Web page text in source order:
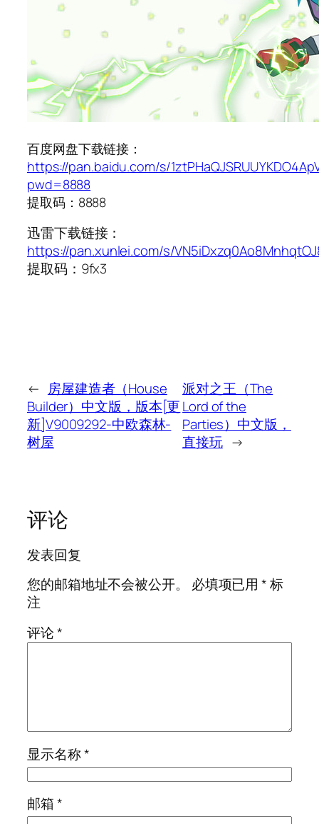
百度网盘下载链接：
https://pan.baidu.com/s/
pwd=8888
提取码：8888
迅雷下载链接：
https://pan.xunlei.com/s/
提取码：9fx3
← 房屋建造者（House
Builder）中文版，版本[更
新]V9009292-中欧森林-
树屋
派对之王（The
Lord of the
Parties）中文版，
直接玩 →
评论
发表回复
您的邮箱地址不会被公开。
必填项已用*标
注
评论*
显示名称*
邮箱*